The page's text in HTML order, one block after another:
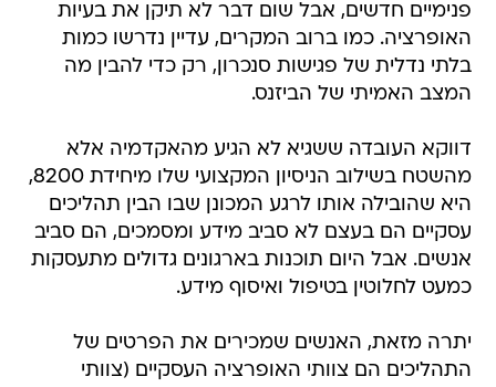
פנימיים חדשים, אבל שום דבר לא תיקן את בעיות
האופרציה. כמו ברוב המקרים, עדיין נדרשו כמות
בלתי נדלית של פגישות סנכרון, רק כדי להבין מה
המצב האמיתי של הביזנס.
דווקא העובדה ששגיא לא הגיע מהאקדמיה אלא
מהשטח בשילוב הניסיון המקצועי שלו מיחידת 8200,
היא שהובילה אותו לרגע המכונן שבו הבין תהליכים
עסקיים הם בעצם לא סביב מידע ומסמכים, הם סביב
אנשים. אבל היום תוכנות בארגונים גדולים מתעסקות
כמעט לחלוטין בטיפול ואיסוף מידע.
יתרה מזאת, האנשים שמכירים את הפרטים של
התהליכים הם צוותי האופרציה העסקיים (צוותי